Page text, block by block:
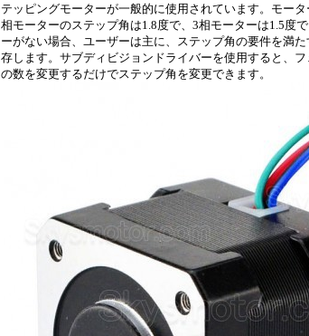
テッピングモーターが一般的に使用されています。モー
相モーターのステップ角は1.8度で、3相モーターは1.5度
ーがない場合、ユーザーは主に、ステップ角の要件を満
存します。サブディビジョンドライバーを使用すると、
の数を変更するだけでステップ角を変更できます。